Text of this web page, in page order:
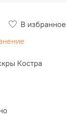
В избранное
Костра